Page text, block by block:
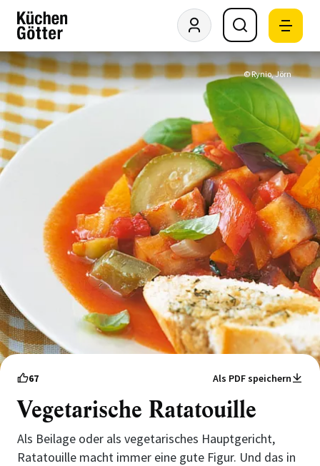
© Rynio, Jörn
67 Als PDF speichern
Vegetarische Ratatouille
Als Beilage oder als vegetarisches Hauptgericht,
Ratatouille macht immer eine gute Figur. Und das in